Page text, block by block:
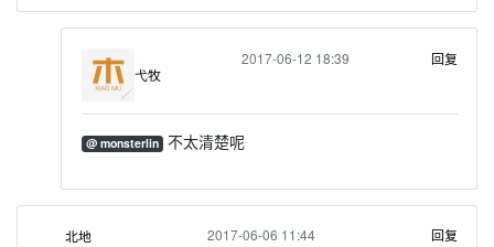
弋牧
2017-06-12 18:39 回复
@ monsterlin 不太清楚呢
北地 2017-06-06 11:44 回复